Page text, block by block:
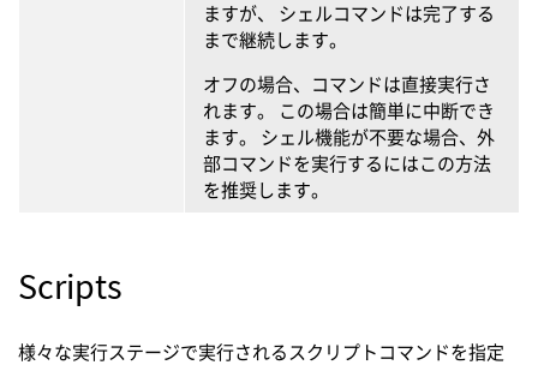
ますが、 シェルコマンドは完了する
まで継続します。
オフの場合、コマンドは直接実行さ
れます。 この場合は簡単に中断でき
ます。 シェル機能が不要な場合、外
部コマンドを実行するにはこの方法
を推奨します。
Scripts
様々な実行ステージで実行されるスクリプトコマンドを指定